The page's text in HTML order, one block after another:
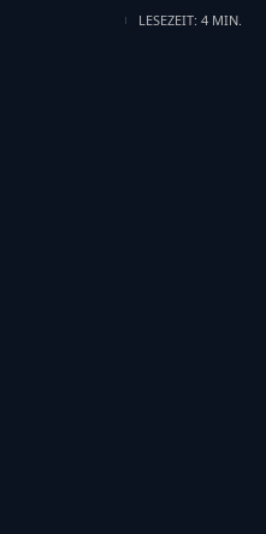
LESEZEIT: 4 MIN.